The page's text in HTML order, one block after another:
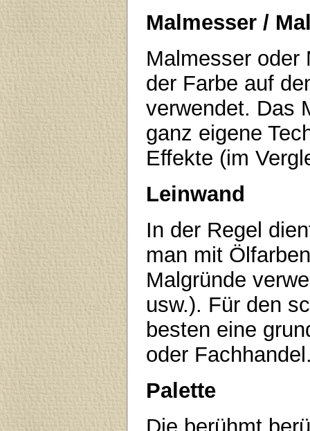
Malmesser /
Malmesser oder
der Farbe auf
verwendet. Das
ganz eigene
Effekte (im
Leinwand
In der Regel
man mit
Malgründe
usw.). Für den
besten eine
oder
Palette